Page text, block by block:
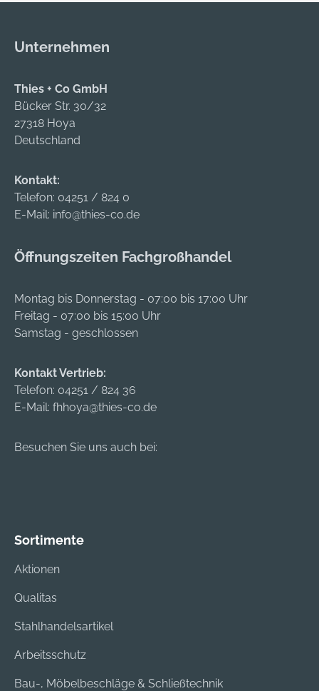
heruntergezogener
Ergonomisch
höhenverstellbare
Innenausstattung •
Serienmäßig mit
regelbarer
Ökolederschweißba
nd serienmäßig •
Zwei 16-mm-
Anwendungsbereich
Zulassung/Norm:
nach EN 397
Zusatzprüfungen: •
Thermoplast, High-
Density-
Polyethylene (HDPE)
Gewicht: ca. 365 g
Nacken
Kinnriemenhalterung
e: Baugewerbe
Unternehmen
Thies + Co GmbH
Bücker Str. 30/32
27318 Hoya
Deutschland
Kontakt:
Telefon: 04251 / 824 0
E-Mail: info@thies-co.de
Öffnungszeiten Fachgroßhandel
Montag bis Donnerstag - 07:00 bis 17:00 Uhr
Freitag - 07:00 bis 15:00 Uhr
Samstag - geschlossen
Kontakt Vertrieb:
Telefon: 04251 / 824 36
E-Mail: fhhoya@thies-co.de
Besuchen Sie uns auch bei:
Sortimente
Aktionen
Qualitas
Stahlhandelsartikel
Arbeitsschutz
Bau-, Möbelbeschläge & Schließtechnik